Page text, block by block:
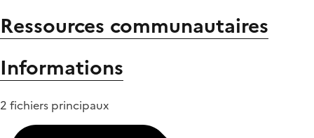
Ressources communautaires
Informations
2 fichiers principaux